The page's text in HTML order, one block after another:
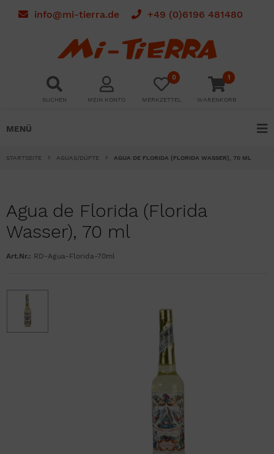
info@mi-tierra.de +49 (0)6196 481480
SUCHEN MEIN KONTO
0
MERKZETTEL
1
WARENKORB
MENÜ
STARTSEITE AGUAS/DÜFTE AGUA DE FLORIDA (FLORIDA WASSER), 70 ML
Agua de Florida (Florida
Wasser), 70 ml
Art.Nr.: RD-Agua-Florida-70ml